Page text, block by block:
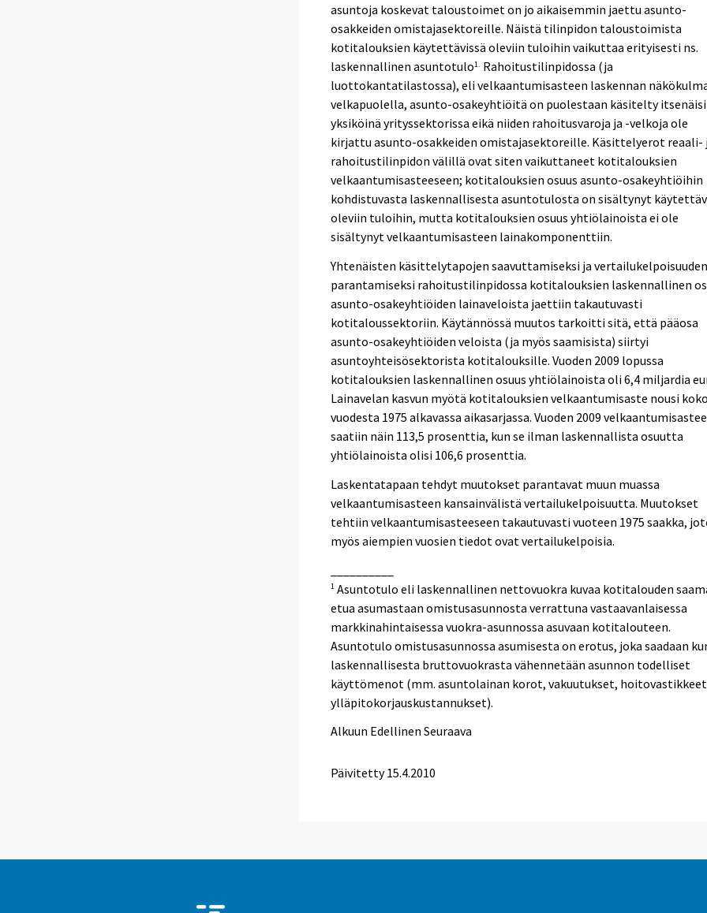
asuntoja koskevat taloustoimet on jo aikaisemmin jaettu asunto-
osakkeiden omistajasektoreille. Näistä tilinpidon taloustoimista
kotitalouksien käytettävissä oleviin tuloihin vaikuttaa erityisesti ns.
laskennallinen asuntotulo1. Rahoitustilinpidossa (ja
luottokantatilastossa), eli velkaantumisasteen laskennan
velkapuolella, asunto-osakeyhtiöitä on puolestaan käsitelty
yksiköinä yrityssektorissa eikä niiden rahoitusvaroja ja -velkoja ole
kirjattu asunto-osakkeiden omistajasektoreille. Käsittelyerot reaali-
rahoitustilinpidon välillä ovat siten vaikuttaneet kotitalouksien
velkaantumisasteeseen; kotitalouksien osuus asunto-osakeyhtiöihin
kohdistuvasta laskennallisesta asuntotulosta on sisältynyt
oleviin tuloihin, mutta kotitalouksien osuus yhtiölainoista ei ole
sisältynyt velkaantumisasteen lainakomponenttiin.
Yhtenäisten käsittelytapojen saavuttamiseksi ja vertailukelpoisuuden
parantamiseksi rahoitustilinpidossa kotitalouksien laskennallinen
asunto-osakeyhtiöiden lainaveloista jaettiin takautuvasti
kotitaloussektoriin. Käytännössä muutos tarkoitti sitä, että pääosa
asunto-osakeyhtiöiden veloista (ja myös saamisista) siirtyi
asuntoyhteisösektorista kotitalouksille. Vuoden 2009 lopussa
kotitalouksien laskennallinen osuus yhtiölainoista oli 6,4 miljardia
Lainavelan kasvun myötä kotitalouksien velkaantumisaste nousi koko
vuodesta 1975 alkavassa aikasarjassa. Vuoden 2009
saatiin näin 113,5 prosenttia, kun se ilman laskennallista osuutta
yhtiölainoista olisi 106,6 prosenttia.
Laskentatapaan tehdyt muutokset parantavat muun muassa
velkaantumisasteen kansainvälistä vertailukelpoisuutta. Muutokset
tehtiin velkaantumisasteeseen takautuvasti vuoteen 1975 saakka,
myös aiempien vuosien tiedot ovat vertailukelpoisia.
1 Asuntotulo eli laskennallinen nettovuokra kuvaa kotitalouden
etua asumastaan omistusasunnosta verrattuna vastaavanlaisessa
markkinahintaisessa vuokra-asunnossa asuvaan kotitalouteen.
Asuntotulo omistusasunnossa asumisesta on erotus, joka saadaan
laskennallisesta bruttovuokrasta vähennetään asunnon todelliset
käyttömenot (mm. asuntolainan korot, vakuutukset,
ylläpitokorjauskustannukset).
Alkuun Edellinen Seuraava
Päivitetty15.4.2010